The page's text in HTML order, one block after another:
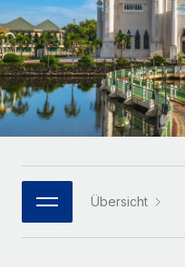
INFRASTRUKTUR
Remote Embedded
Nahtlose Integration
Plattform
Integrierte HR-
MCP
Integrationen
Mittelstand
Maßgeschneiderte
vergrößern
Enterprise
Globale HR für
PARTNER WERDEN
Flexible Einbettung
LERNEN MIT REMOTE
Forschung und
Fallstudien
HR-Glossar
Bibliothek für
Webinare
Español
Italiano
Português (Portugal)
한국어 Übersicht